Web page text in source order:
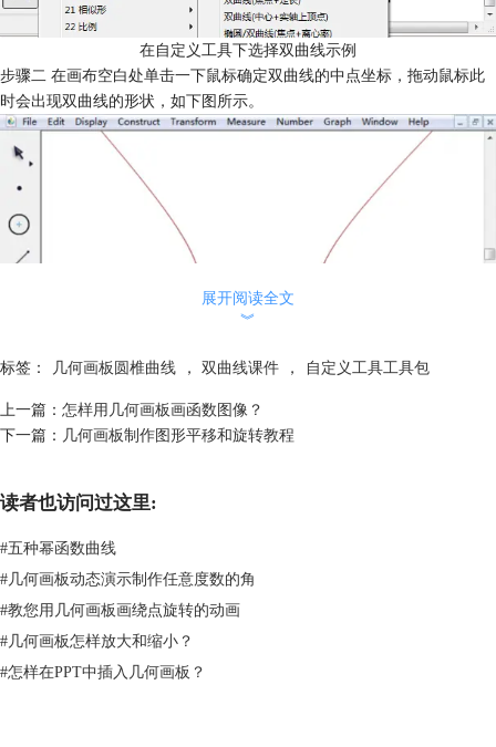
在自定义工具下选择双曲线示例
步骤二 在画布空白处单击一下鼠标确定双曲线的中点坐标，拖动鼠标此
时会出现双曲线的形状，如下图所示。
向后单击鼠标即可。这样就制作出双曲线图像了，如下图所示。
展开阅读全文
︾
标签： 几何画板圆椎曲线 ， 双曲线课件 ， 自定义工具工具包
上一篇： 怎样用几何画板画函数图像？
下一篇： 几何画板制作图形平移和旋转教程
读者也访问过这里:
#五种幂函数曲线
#几何画板动态演示制作任意度数的角
#教您用几何画板画绕点旋转的动画
#几何画板怎样放大和缩小？
#怎样在PPT中插入几何画板？